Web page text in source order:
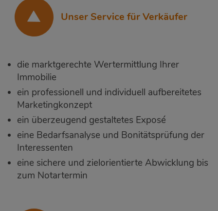
Unser Service für Verkäufer
die marktgerechte Wertermittlung Ihrer
Immobilie
ein professionell und individuell aufbereitetes
Marketingkonzept
ein überzeugend gestaltetes Exposé
eine Bedarfsanalyse und Bonitätsprüfung der
Interessenten
eine sichere und zielorientierte Abwicklung bis
zum Notartermin